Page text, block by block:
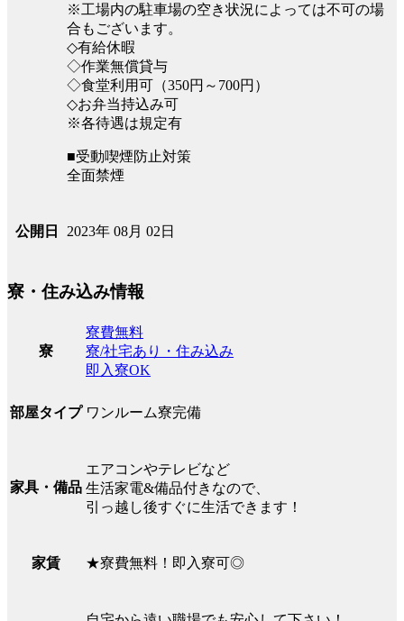
※工場内の駐車場の空き状況によっては不可の場
合もございます。
◇有給休暇
◇作業無償貸与
◇食堂利用可（350円～700円）
◇お弁当持込み可
※各待遇は規定有
■受動喫煙防止対策
全面禁煙
公開日 2023年 08月 02日
寮・住み込み情報
寮
寮費無料
寮/社宅あり・住み込み
即入寮OK
部屋タイプ ワンルーム寮完備
家具・備品
エアコンやテレビなど
生活家電&備品付きなので、
引っ越し後すぐに生活できます！
家賃 ★寮費無料！即入寮可◎